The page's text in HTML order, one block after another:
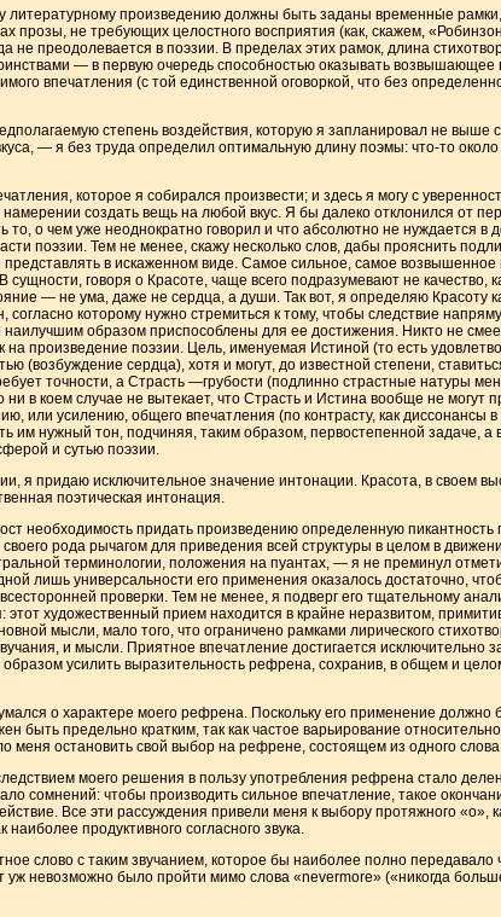
литературному произведению должны быть заданы временны́е
прозы, не требующих целостного восприятия (как, скажем,
не преодолевается в поэзии. В пределах этих рамок, длина
— в первую очередь способностью оказывать возвышающее
впечатления (с той единственной оговоркой, что без
степень воздействия, которую я запланировал не выше
— я без труда определил оптимальную длину поэмы: что-то около
которое я собирался произвести; и здесь я могу с
создать вещь на любой вкус. Я бы далеко отклонился от
то, о чем уже неоднократно говорил и что абсолютно не нуждается в
поэзии. Тем не менее, скажу несколько слов, дабы прояснить
представлять в искаженном виде. Самое сильное, самое
сущности, говоря о Красоте, чаще всего подразумевают не качество,
— не ума, даже не сердца, а души. Так вот, я определяю Красоту
согласно которому нужно стремиться к тому, чтобы следствие
наилучшим образом приспособлены для ее достижения. Никто не
на произведение поэзии. Цель, именуемая Истиной (то есть
(возбуждение сердца), хотя и могут, до известной степени,
точности, а Страсть —грубости (подлинно страстные натуры
в коем случае не вытекает, что Страсть и Истина вообще не могут
или усилению, общего впечатления (по контрасту, как
им нужный тон, подчиняя, таким образом, первостепенной задаче, а
и сутью поэзии.
я придаю исключительное значение интонации. Красота, в своем
поэтическая интонация.
необходимость придать произведению определенную пикантность
рода рычагом для приведения всей структуры в целом в
терминологии, положения на пуантах, — я не преминул
лишь универсальности его применения оказалось достаточно,
проверки. Тем не менее, я подверг его тщательному
этот художественный прием находится в крайне неразвитом,
мысли, мало того, что ограничено рамками лирического
и мысли. Приятное впечатление достигается исключительно
усилить выразительность рефрена, сохранив, в общем и
о характере моего рефрена. Поскольку его применение должно
быть предельно кратким, так как частое варьирование
остановить свой выбор на рефрене, состоящем из одного слова.
моего решения в пользу употребления рефрена стало
сомнений: чтобы производить сильное впечатление, такое
Все эти рассуждения привели меня к выбору протяжного «o»,
продуктивного согласного звука.
слово с таким звучанием, которое бы наиболее полно передавало
уж невозможно было пройти мимо слова «nevermore» («никогда